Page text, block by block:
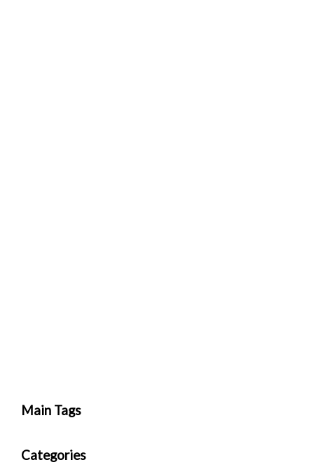
Main Tags
Categories